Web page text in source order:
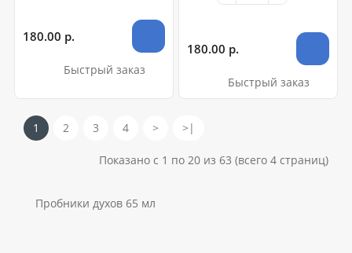
180.00 р.
Быстрый заказ
180.00 р.
Быстрый заказ
1 2 3 4 > >|
Показано с 1 по 20 из 63 (всего 4 страниц)
Пробники духов 65 мл